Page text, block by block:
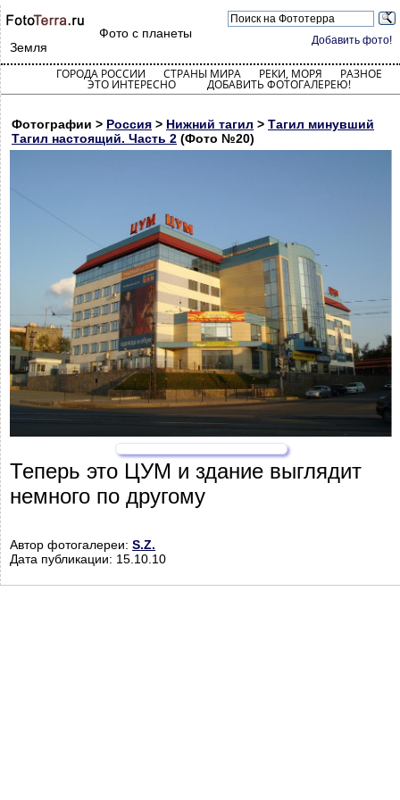
Добавить фото!
Фото с планеты
Земля
ГОРОДА РОССИИ СТРАНЫ МИРА РЕКИ, МОРЯ РАЗНОЕ
ЭТО ИНТЕРЕСНО ДОБАВИТЬ ФОТОГАЛЕРЕЮ!
Фотографии > Россия > Нижний тагил > Тагил минувший
Тагил настоящий. Часть 2 (Фото №20)
Теперь это ЦУМ и здание выглядит
немного по другому
Автор фотогалереи: S.Z.
Дата публикации: 15.10.10